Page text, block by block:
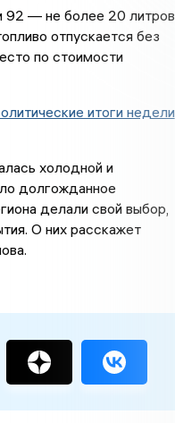
92 — не более 20 литров
отпускается без
по стоимости
итоги недели
холодной и
долгожданное
делали свой выбор,
О них расскажет